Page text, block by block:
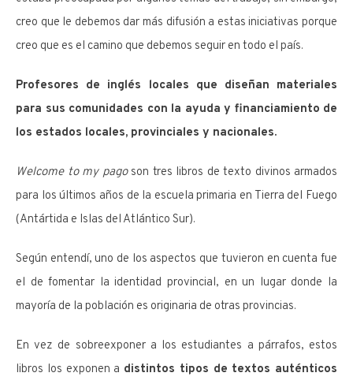
creo que le debemos dar más difusión a estas iniciativas porque
creo que es el camino que debemos seguir en todo el país.
Profesores de inglés locales que diseñan materiales
para sus comunidades con la ayuda y financiamiento de
los estados locales, provinciales y nacionales.
Welcome to my pagoson tres libros de texto divinos armados
para los últimos años de la escuela primaria en Tierra del Fuego
(Antártida e Islas del Atlántico Sur).
Según entendí, uno de los aspectos que tuvieron en cuenta fue
el de fomentar la identidad provincial, en un lugar donde la
mayoría de la población es originaria de otras provincias.
En vez de sobreexponer a los estudiantes a párrafos, estos
libros los exponen a distintos tipos de textos auténticos